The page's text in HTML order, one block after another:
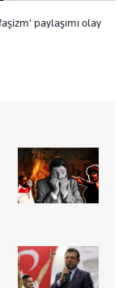
paylaşımı olay